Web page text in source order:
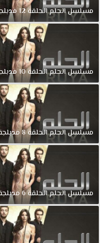
مسلسلالحلمالحلقة12
مسلسلالحلمالحلقة10
مسلسلالحلمالحلقة8
مسلسلالحلمالحلقة6